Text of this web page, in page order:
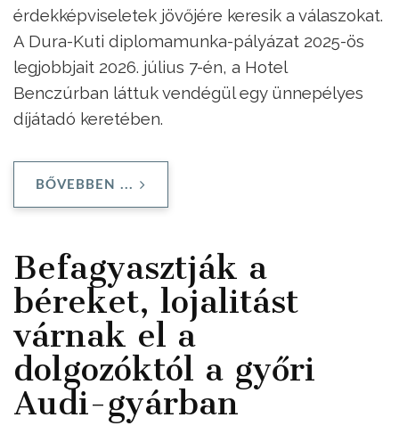
érdekképviseletek jövőjére keresik a válaszokat.
A Dura-Kuti diplomamunka-pályázat 2025-ös
legjobbjait 2026. július 7-én, a Hotel
Benczúrban láttuk vendégül egy ünnepélyes
díjátadó keretében.
BŐVEBBEN ...
Befagyasztják a
béreket, lojalitást
várnak el a
dolgozóktól a győri
Audi-gyárban